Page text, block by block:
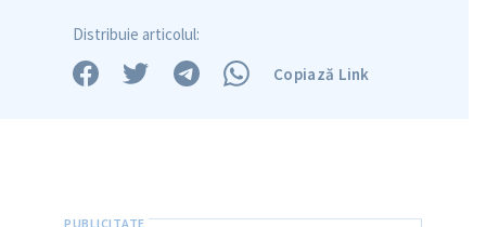
Distribuie articolul:
Copiază Link